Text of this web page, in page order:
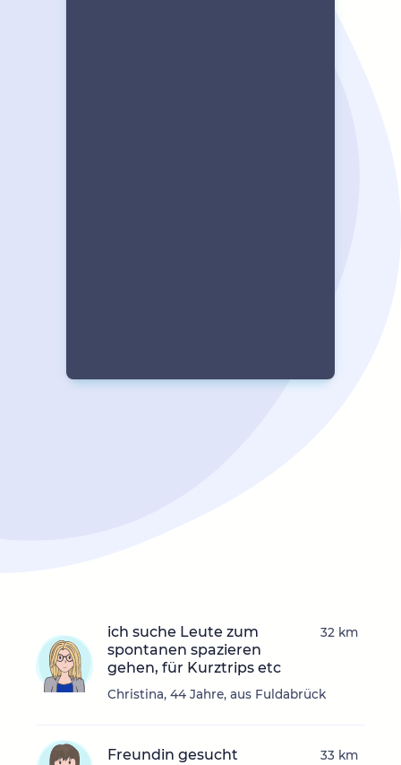
ich suche Leute zum
spontanen spazieren
gehen, für Kurztrips etc
Christina, 44 Jahre, aus Fuldabrück
32 km
Freundin gesucht 33 km